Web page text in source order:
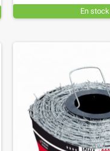
PATIN D'USURE (intérieur)
FAUCHEUSE POTTINGER
78,36 €TTC
En stock